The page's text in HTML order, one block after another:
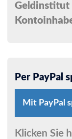
Geldinstitut
Per PayPal
Mit PayPal
Klicken Sie